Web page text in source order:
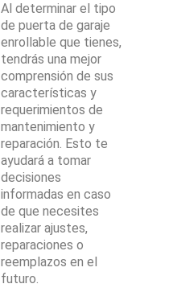
Al determinar el tipo
de puerta de garaje
enrollable que tienes,
tendrás una mejor
comprensión de sus
características y
requerimientos de
mantenimiento y
reparación. Esto te
ayudará a tomar
decisiones
informadas en caso
de que necesites
realizar ajustes,
reparaciones o
reemplazos en el
futuro.